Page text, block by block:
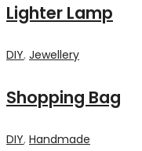
Lighter Lamp
DIY, Jewellery
Shopping Bag
DIY, Handmade